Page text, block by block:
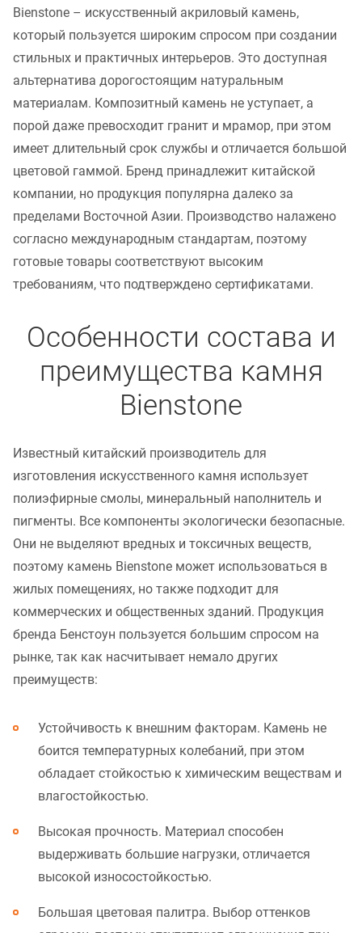
Bienstone – искусственный акриловый камень,
который пользуется широким спросом при создании
стильных и практичных интерьеров. Это доступная
альтернатива дорогостоящим натуральным
материалам. Композитный камень не уступает, а
порой даже превосходит гранит и мрамор, при этом
имеет длительный срок службы и отличается большой
цветовой гаммой. Бренд принадлежит китайской
компании, но продукция популярна далеко за
пределами Восточной Азии. Производство налажено
согласно международным стандартам, поэтому
готовые товары соответствуют высоким
требованиям, что подтверждено сертификатами.
Особенности состава и
преимущества камня
Bienstone
Известный китайский производитель для
изготовления искусственного камня использует
полиэфирные смолы, минеральный наполнитель и
пигменты. Все компоненты экологически безопасные.
Они не выделяют вредных и токсичных веществ,
поэтому камень Bienstone может использоваться в
жилых помещениях, но также подходит для
коммерческих и общественных зданий. Продукция
бренда Бенстоун пользуется большим спросом на
рынке, так как насчитывает немало других
преимуществ:
Устойчивость к внешним факторам. Камень не
боится температурных колебаний, при этом
обладает стойкостью к химическим веществам и
влагостойкостью.
Высокая прочность. Материал способен
выдерживать большие нагрузки, отличается
высокой износостойкостью.
Большая цветовая палитра. Выбор оттенков